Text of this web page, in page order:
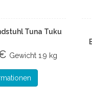
Tuna Tuku
Gewicht 1.9 kg